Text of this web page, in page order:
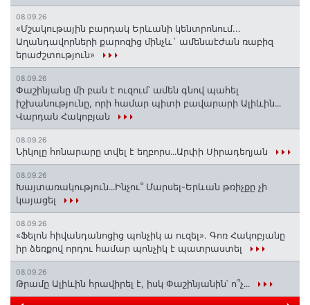
08.09.26
«Մշակութային բարդակ Երևանի կենտրոնում...
Աղանդավորների քարոզից մինչև` ամենաէժան ռաբիզ
երաժշտություն»
08.09.26
Փաշինյանը մի բան է ուզում՝ ամեն գնով պահել
իշխանությունը, որի համար պիտի բավարարի Ալիևին․․․
Վարդան Հակոբյան
08.09.26
Նիկոլը հոնարարը տվել է եղբորս․․․Արփի Սիրադեղյան
08.09.26
Խայտառակություն․․․Ինչու՞ Մարսել-Երևան թռիչքը չի
կայացել
08.09.26
«Ֆելոն հիվանդանոցից պոնչիկ ա ուզել». Գոռ Հակոբյանը
իր ձեռքով որդու համար պոնչիկ է պատրաստել
08.09.26
Թրամը Ալիևին հրավիրել է, իսկ Փաշինյանին՝ ո՞չ․․․